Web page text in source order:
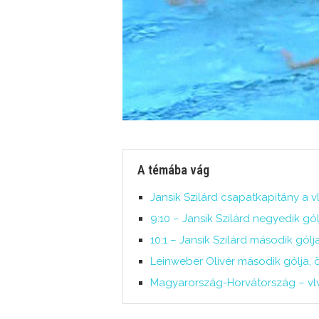
A témába vág
Jansik Szilárd csapatkapitány a
9:10 – Jansik Szilárd negyedik
10:1 – Jansik Szilárd második
Leinweber Olivér második gólja,
Magyarország-Horvátország –